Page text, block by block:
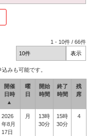
1 - 10件 /66件
みも可能です。
開催
日時
▲
曜
日
開始
時間
終了
時間
残
席
2026
年8月
17日
月
13時
30分
15時
30分
4